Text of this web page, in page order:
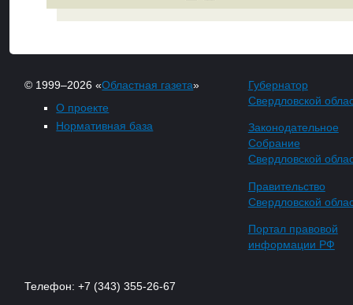
© 1999–2026 «Областная газета»
О проекте
Нормативная база
Губернатор
Свердловской
Законодательное
Собрание
Свердловской
Правительство
Свердловской
Портал правовой
информации РФ
Телефон: +7 (343) 355-26-67